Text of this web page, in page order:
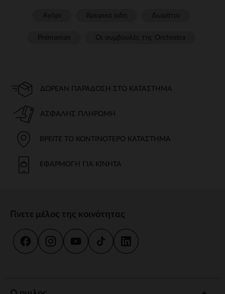
ΔΩΡΕΆΝ ΠΑΡΆΔΟΣΗ ΣΤΟ ΚΑΤΆΣΤΗΜΑ
ΑΣΦΑΛΉΣ ΠΛΗΡΩΜΉ
ΒΡΕΊΤΕ ΤΟ ΚΟΝΤΙΝΌΤΕΡΟ ΚΑΤΆΣΤΗΜΑ
ΕΦΑΡΜΟΓΉ ΓΙΑ ΚΙΝΗΤΆ
Γίνετε μέλος της κοινότητας